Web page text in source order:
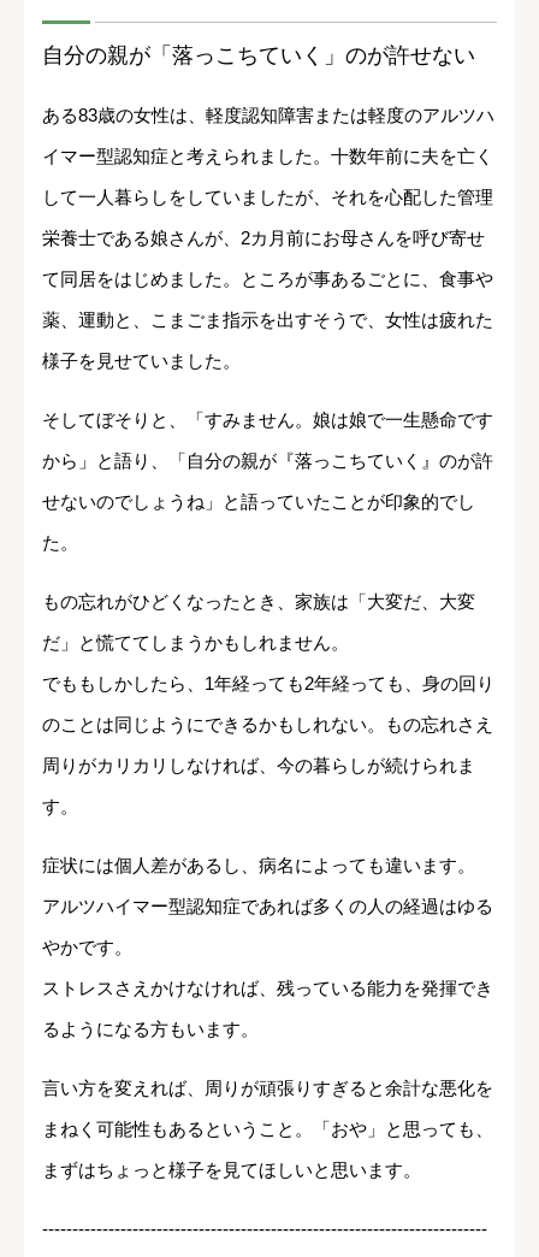
自分の親が「落っこちていく」のが許せない
ある83歳の女性は、軽度認知障害または軽度のアルツハ
イマー型認知症と考えられました。十数年前に夫を亡く
して一人暮らしをしていましたが、それを心配した管理
栄養士である娘さんが、2カ月前にお母さんを呼び寄せ
て同居をはじめました。ところが事あるごとに、食事や
薬、運動と、こまごま指示を出すそうで、女性は疲れた
様子を見せていました。
そしてぼそりと、「すみません。娘は娘で一生懸命です
から」と語り、「自分の親が『落っこちていく』のが許
せないのでしょうね」と語っていたことが印象的でし
た。
もの忘れがひどくなったとき、家族は「大変だ、大変
だ」と慌ててしまうかもしれません。
でももしかしたら、1年経っても2年経っても、身の回り
のことは同じようにできるかもしれない。もの忘れさえ
周りがカリカリしなければ、今の暮らしが続けられま
す。
症状には個人差があるし、病名によっても違います。
アルツハイマー型認知症であれば多くの人の経過はゆる
やかです。
ストレスさえかけなければ、残っている能力を発揮でき
るようになる方もいます。
言い方を変えれば、周りが頑張りすぎると余計な悪化を
まねく可能性もあるということ。「おや」と思っても、
まずはちょっと様子を見てほしいと思います。
--------------------------------------------------------------------------